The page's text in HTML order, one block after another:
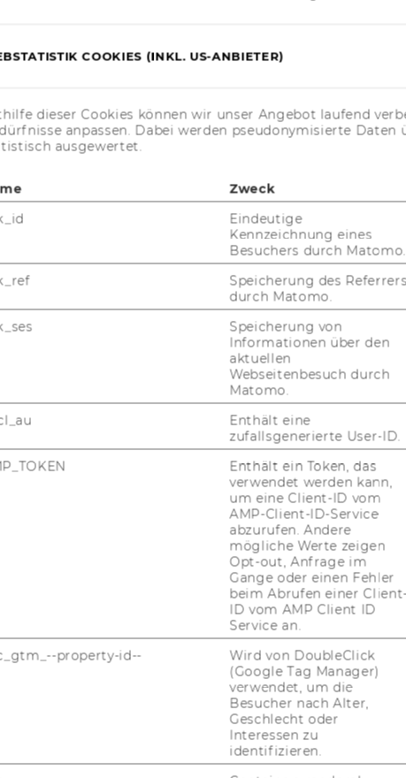
wurde durch Daten der Oes­ter­rei­chi­schen
un­ter­stützt und stützt sich auf einen Da­ten­satz, der
Be­ob­ach­tun­gen in­ner­halb eines Zeit­raums von 14
im Jour­nal of In­ter­na­tio­nal Busi­ness Po­li­cy
Lind­ner, T. & Puck, J. Be­ne­fit­ting from im­mi­gra­ti­on:
coun­try know­ledge for firm in­ter­na­tio­na­liza­ti­on.
Busi­ness Po­li­cy 2, 356–375 (2019).
Schwen­din­ger
5478
ZUR ÜBERSICHT
ZULASSUNG
FORSCHUNG
FORSCHUNGSPORTAL
FORSCHENDE
IMPACT DER FORSCHUNG
ORGANISATION DER
FORSCHUNG
FORSCHUNGSINFRASTRUKTUR
COOKIES (INKL. US-ANBIETER)
dieser Cookies können wir unser Angebot laufend
anpassen. Dabei werden pseudonymisierte
ausgewertet.
Zweck
Eindeutige
Kennzeichnung eines
Besuchers durch Matomo.
Speicherung des Referrers
durch Matomo.
Speicherung von
Informationen über den
aktuellen
Webseitenbesuch durch
Matomo.
Enthält eine
zufallsgenerierte User-ID.
Enthält ein Token, das
verwendet werden kann,
um eine Client-ID vom
AMP-Client-ID-Service
abzurufen. Andere
mögliche Werte zeigen
Opt-out, Anfrage im
Gange oder einen Fehler
beim Abrufen einer Client-
ID vom AMP Client ID
Service an.
property-id--
Wird von DoubleClick
(Google Tag Manager)
verwendet, um die
Besucher nach Alter,
Geschlecht oder
Interessen zu
identifizieren.